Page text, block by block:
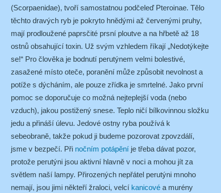
(Scorpaenidae), tvoří samostatnou podčeleď Pteroinae. Tělo
těchto dravých ryb je pokryto hnědými až červenými pruhy,
mají prodloužené paprsčité prsní ploutve a na hřbetě až 18
ostnů obsahující toxin. Už svým vzhledem říkají „Nedotýkejte
se!“ Pro člověka je bodnutí perutýnem velmi bolestivé,
zasažené místo oteče, poranění může způsobit nevolnost a
potíže s dýcháním, ale pouze zřídka je smrtelné. Jako první
pomoc se doporučuje co možná nejteplejší voda (nebo
vzduch), jakou postižený snese. Teplo ničí bílkovinnou složku
jedu a přináší úlevu. Jedové ostny ryba používá k
sebeobraně, takže pokud ji budeme pozorovat zpovzdálí,
jsme v bezpečí. Při nočním potápění je třeba dávat pozor,
protože perutýni jsou aktivní hlavně v noci a mohou jít za
světlem naší lampy. Přirozených nepřátel perutýni mnoho
nemají, jsou jimi někteří žraloci, velcí kanicové a murény